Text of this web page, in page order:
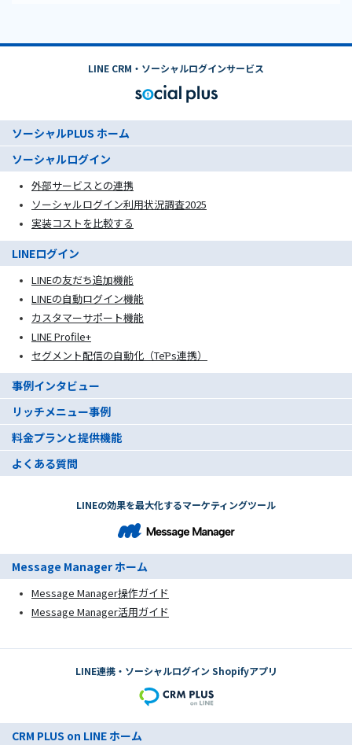
LINE CRM・ソーシャルログインサービス
ソーシャルPLUS ホーム
ソーシャルログイン
外部サービスとの連携
ソーシャルログイン利用状況調査2025
実装コストを比較する
LINEログイン
LINEの友だち追加機能
LINEの自動ログイン機能
カスタマーサポート機能
LINE Profile+
セグメント配信の自動化（TēPs連携）
事例インタビュー
リッチメニュー事例
料金プランと提供機能
よくある質問
LINEの効果を最大化するマーケティングツール
Message Manager ホーム
Message Manager操作ガイド
Message Manager活用ガイド
LINE連携・ソーシャルログイン Shopifyアプリ
CRM PLUS on LINE ホーム